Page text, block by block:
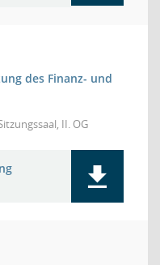
des Finanz- und
II. OG